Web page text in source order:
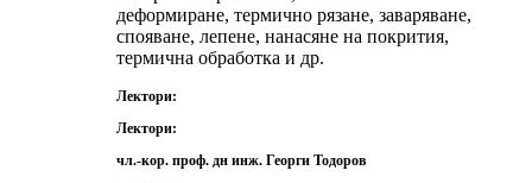
деформиране, термично рязане, заваряване,
спояване, лепене, нанасяне на покрития,
термична обработка и др.
Лектори:
Лектори:
чл.-кор. проф. дн инж. Георги Тодоров